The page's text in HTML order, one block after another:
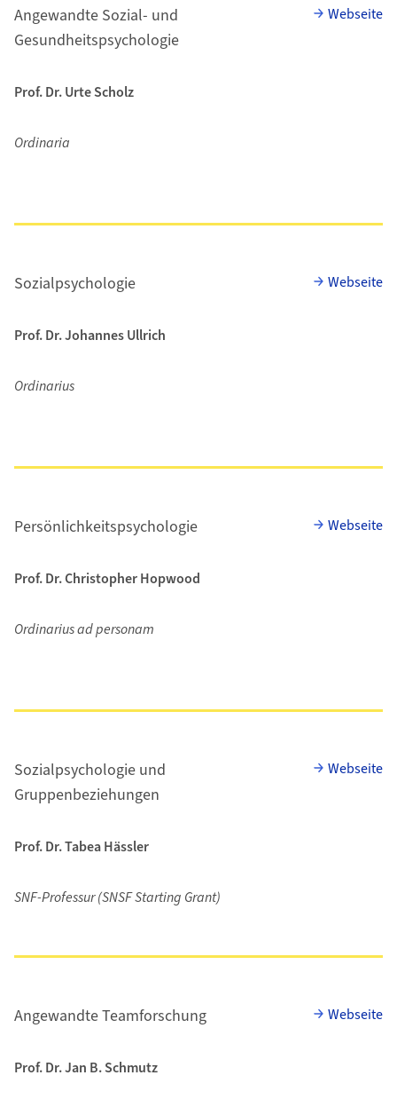
Angewandte Sozial- und
Gesundheitspsychologie
Webseite
Prof. Dr. Urte Scholz
Ordinaria
Sozialpsychologie Webseite
Prof. Dr. Johannes Ullrich
Ordinarius
Persönlichkeitspsychologie Webseite
Prof. Dr. Christopher Hopwood
Ordinarius ad personam
Sozialpsychologie und
Gruppenbeziehungen
Webseite
Prof. Dr. Tabea Hässler
SNF-Professur (SNSF Starting Grant)
Angewandte Teamforschung Webseite
Prof. Dr. Jan B. Schmutz